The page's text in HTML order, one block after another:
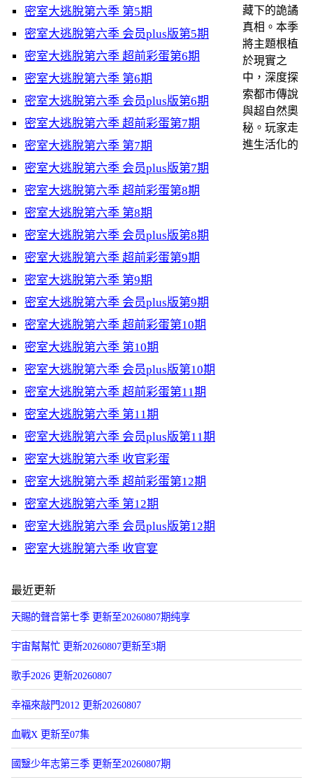
密室大逃脫第六季 第5期
密室大逃脫第六季 会员plus版第5期
密室大逃脫第六季 超前彩蛋第6期
密室大逃脫第六季 第6期
密室大逃脫第六季 会员plus版第6期
密室大逃脫第六季 超前彩蛋第7期
密室大逃脫第六季 第7期
密室大逃脫第六季 会员plus版第7期
密室大逃脫第六季 超前彩蛋第8期
密室大逃脫第六季 第8期
密室大逃脫第六季 会员plus版第8期
密室大逃脫第六季 超前彩蛋第9期
密室大逃脫第六季 第9期
密室大逃脫第六季 会员plus版第9期
密室大逃脫第六季 超前彩蛋第10期
密室大逃脫第六季 第10期
密室大逃脫第六季 会员plus版第10期
密室大逃脫第六季 超前彩蛋第11期
密室大逃脫第六季 第11期
密室大逃脫第六季 会员plus版第11期
密室大逃脫第六季 收官彩蛋
密室大逃脫第六季 超前彩蛋第12期
密室大逃脫第六季 第12期
密室大逃脫第六季 会员plus版第12期
密室大逃脫第六季 收官宴
藏下的詭譎
真相。本季
將主題根植
於現實之
中，深度探
索都市傳說
與超自然奧
秘。玩家走
進生活化的
最近更新
天賜的聲音第七季 更新至20260807期纯享
宇宙幫幫忙 更新20260807更新至3期
歌手2026 更新20260807
幸福來敲門2012 更新20260807
血戰X 更新至07集
國毉少年志第三季 更新至20260807期